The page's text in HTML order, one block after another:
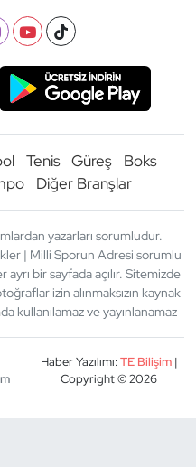
Tenis Güreş
Boks
Diğer Branşlar
yazarları sorumludur.
| Milli Sporun Adresi sorumlu
bir sayfada açılır. Sitemizde
izin alınmaksızın kaynak
kullanılamaz ve yayınlanamaz
Haber Yazılımı:TE Bilişim|
Copyright © 2026